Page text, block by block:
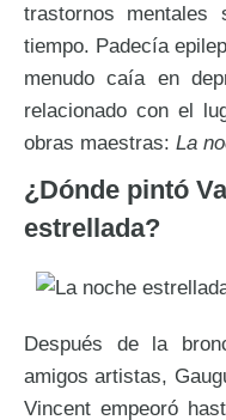
trastornos
tiempo. Padecía
menudo caía en
relacionado con el
obras maestras: La
¿Dónde pintó
estrellada?
Después de la
amigos artistas,
Vincent empeoró